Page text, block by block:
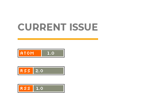
CURRENT ISSUE